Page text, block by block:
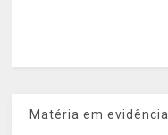
Matéria em evidência